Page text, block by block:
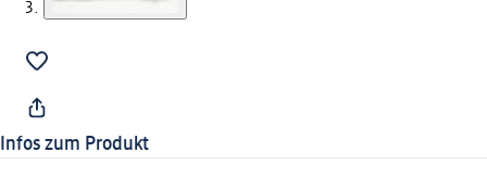
Infos zum Produkt